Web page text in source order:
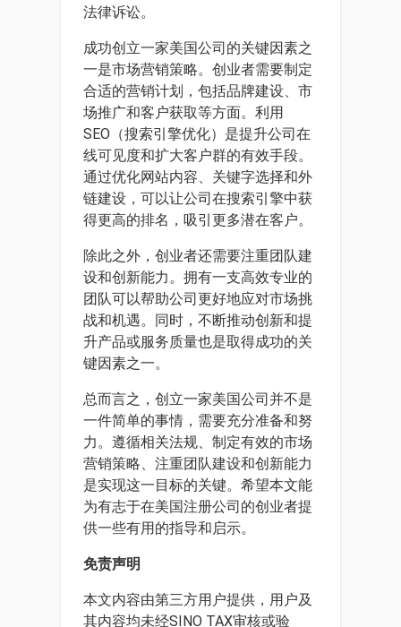
法律诉讼。
成功创立一家美国公司的关键因素之
一是市场营销策略。创业者需要制定
合适的营销计划，包括品牌建设、市
场推广和客户获取等方面。利用
SEO（搜索引擎优化）是提升公司在
线可见度和扩大客户群的有效手段。
通过优化网站内容、关键字选择和外
链建设，可以让公司在搜索引擎中获
得更高的排名，吸引更多潜在客户。
除此之外，创业者还需要注重团队建
设和创新能力。拥有一支高效专业的
团队可以帮助公司更好地应对市场挑
战和机遇。同时，不断推动创新和提
升产品或服务质量也是取得成功的关
键因素之一。
总而言之，创立一家美国公司并不是
一件简单的事情，需要充分准备和努
力。遵循相关法规、制定有效的市场
营销策略、注重团队建设和创新能力
是实现这一目标的关键。希望本文能
为有志于在美国注册公司的创业者提
供一些有用的指导和启示。
免责声明
本文内容由第三方用户提供，用户及
其内容均未经SINO TAX审核或验